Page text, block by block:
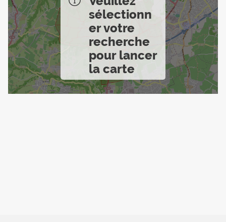
sélectionn
er votre
recherche
pour lancer
la carte